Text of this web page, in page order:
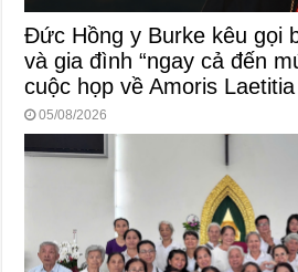
Đức Hồng y Burke kêu gọi
và gia đình “ngay cả đến
cuộc họp về Amoris Laetitia
05/08/2026